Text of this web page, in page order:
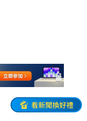
看新聞換好禮